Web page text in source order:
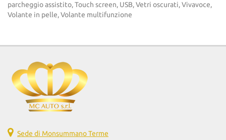
parcheggio assistito, Touch screen, USB, Vetri oscurati, Vivavoce,
Volante in pelle, Volante multifunzione
Sede di Monsummano Terme